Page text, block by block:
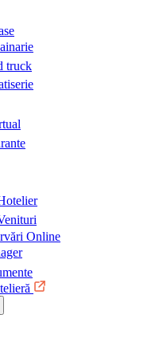
truck
Online